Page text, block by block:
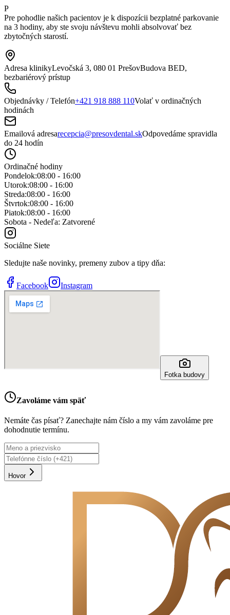
P
Pre pohodlie našich pacientov je k dispozícii bezplatné parkovanie
na 3 hodiny, aby ste svoju návštevu mohli absolvovať bez
zbytočných starostí.
Adresa klinikyLevočská 3, 080 01 PrešovBudova BED,
bezbariérový prístup
Objednávky / Telefón+421 918 888 110Volať v ordinačných
hodinách
Emailová adresarecepcia@presovdental.skOdpovedáme spravidla
do 24 hodín
Ordinačné hodiny
Pondelok:08:00 - 16:00
Utorok:08:00 - 16:00
Streda:08:00 - 16:00
Štvrtok:08:00 - 16:00
Piatok:08:00 - 16:00
Sobota - Nedeľa: Zatvorené
Sociálne Siete
Sledujte naše novinky, premeny zubov a tipy dňa:
Facebook Instagram
Fotka budovy
Zavoláme vám späť
Nemáte čas písať? Zanechajte nám číslo a my vám zavoláme pre
dohodnutie termínu.
Hovor